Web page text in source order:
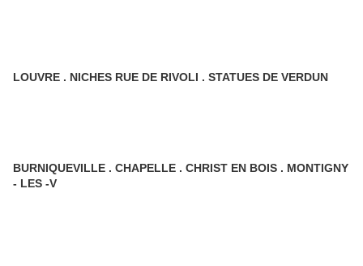
LOUVRE . NICHES RUE DE RIVOLI . STATUES DE VERDUN
BURNIQUEVILLE . CHAPELLE . CHRIST EN BOIS . MONTIGNY
- LES -V